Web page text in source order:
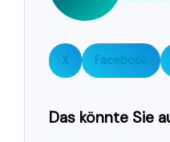
X Facebook
Das könnte Sie